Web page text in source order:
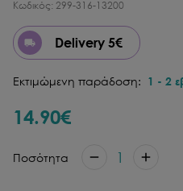
Κωδικός: 299-316-13200
Delivery 5€
Εκτιμώμενη παράδοση: 1 - 2
14.90€
Ποσότητα 1